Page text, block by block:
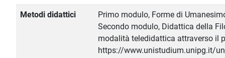
Metodi didattici
Primo modulo, Forme di
Secondo modulo, Didattica della
modalità teledidattica attraverso il
https://www.unistudium.unipg.it/